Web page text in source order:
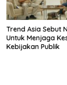
Trend Asia Sebut
Untuk Menjaga
Kebijakan Publik